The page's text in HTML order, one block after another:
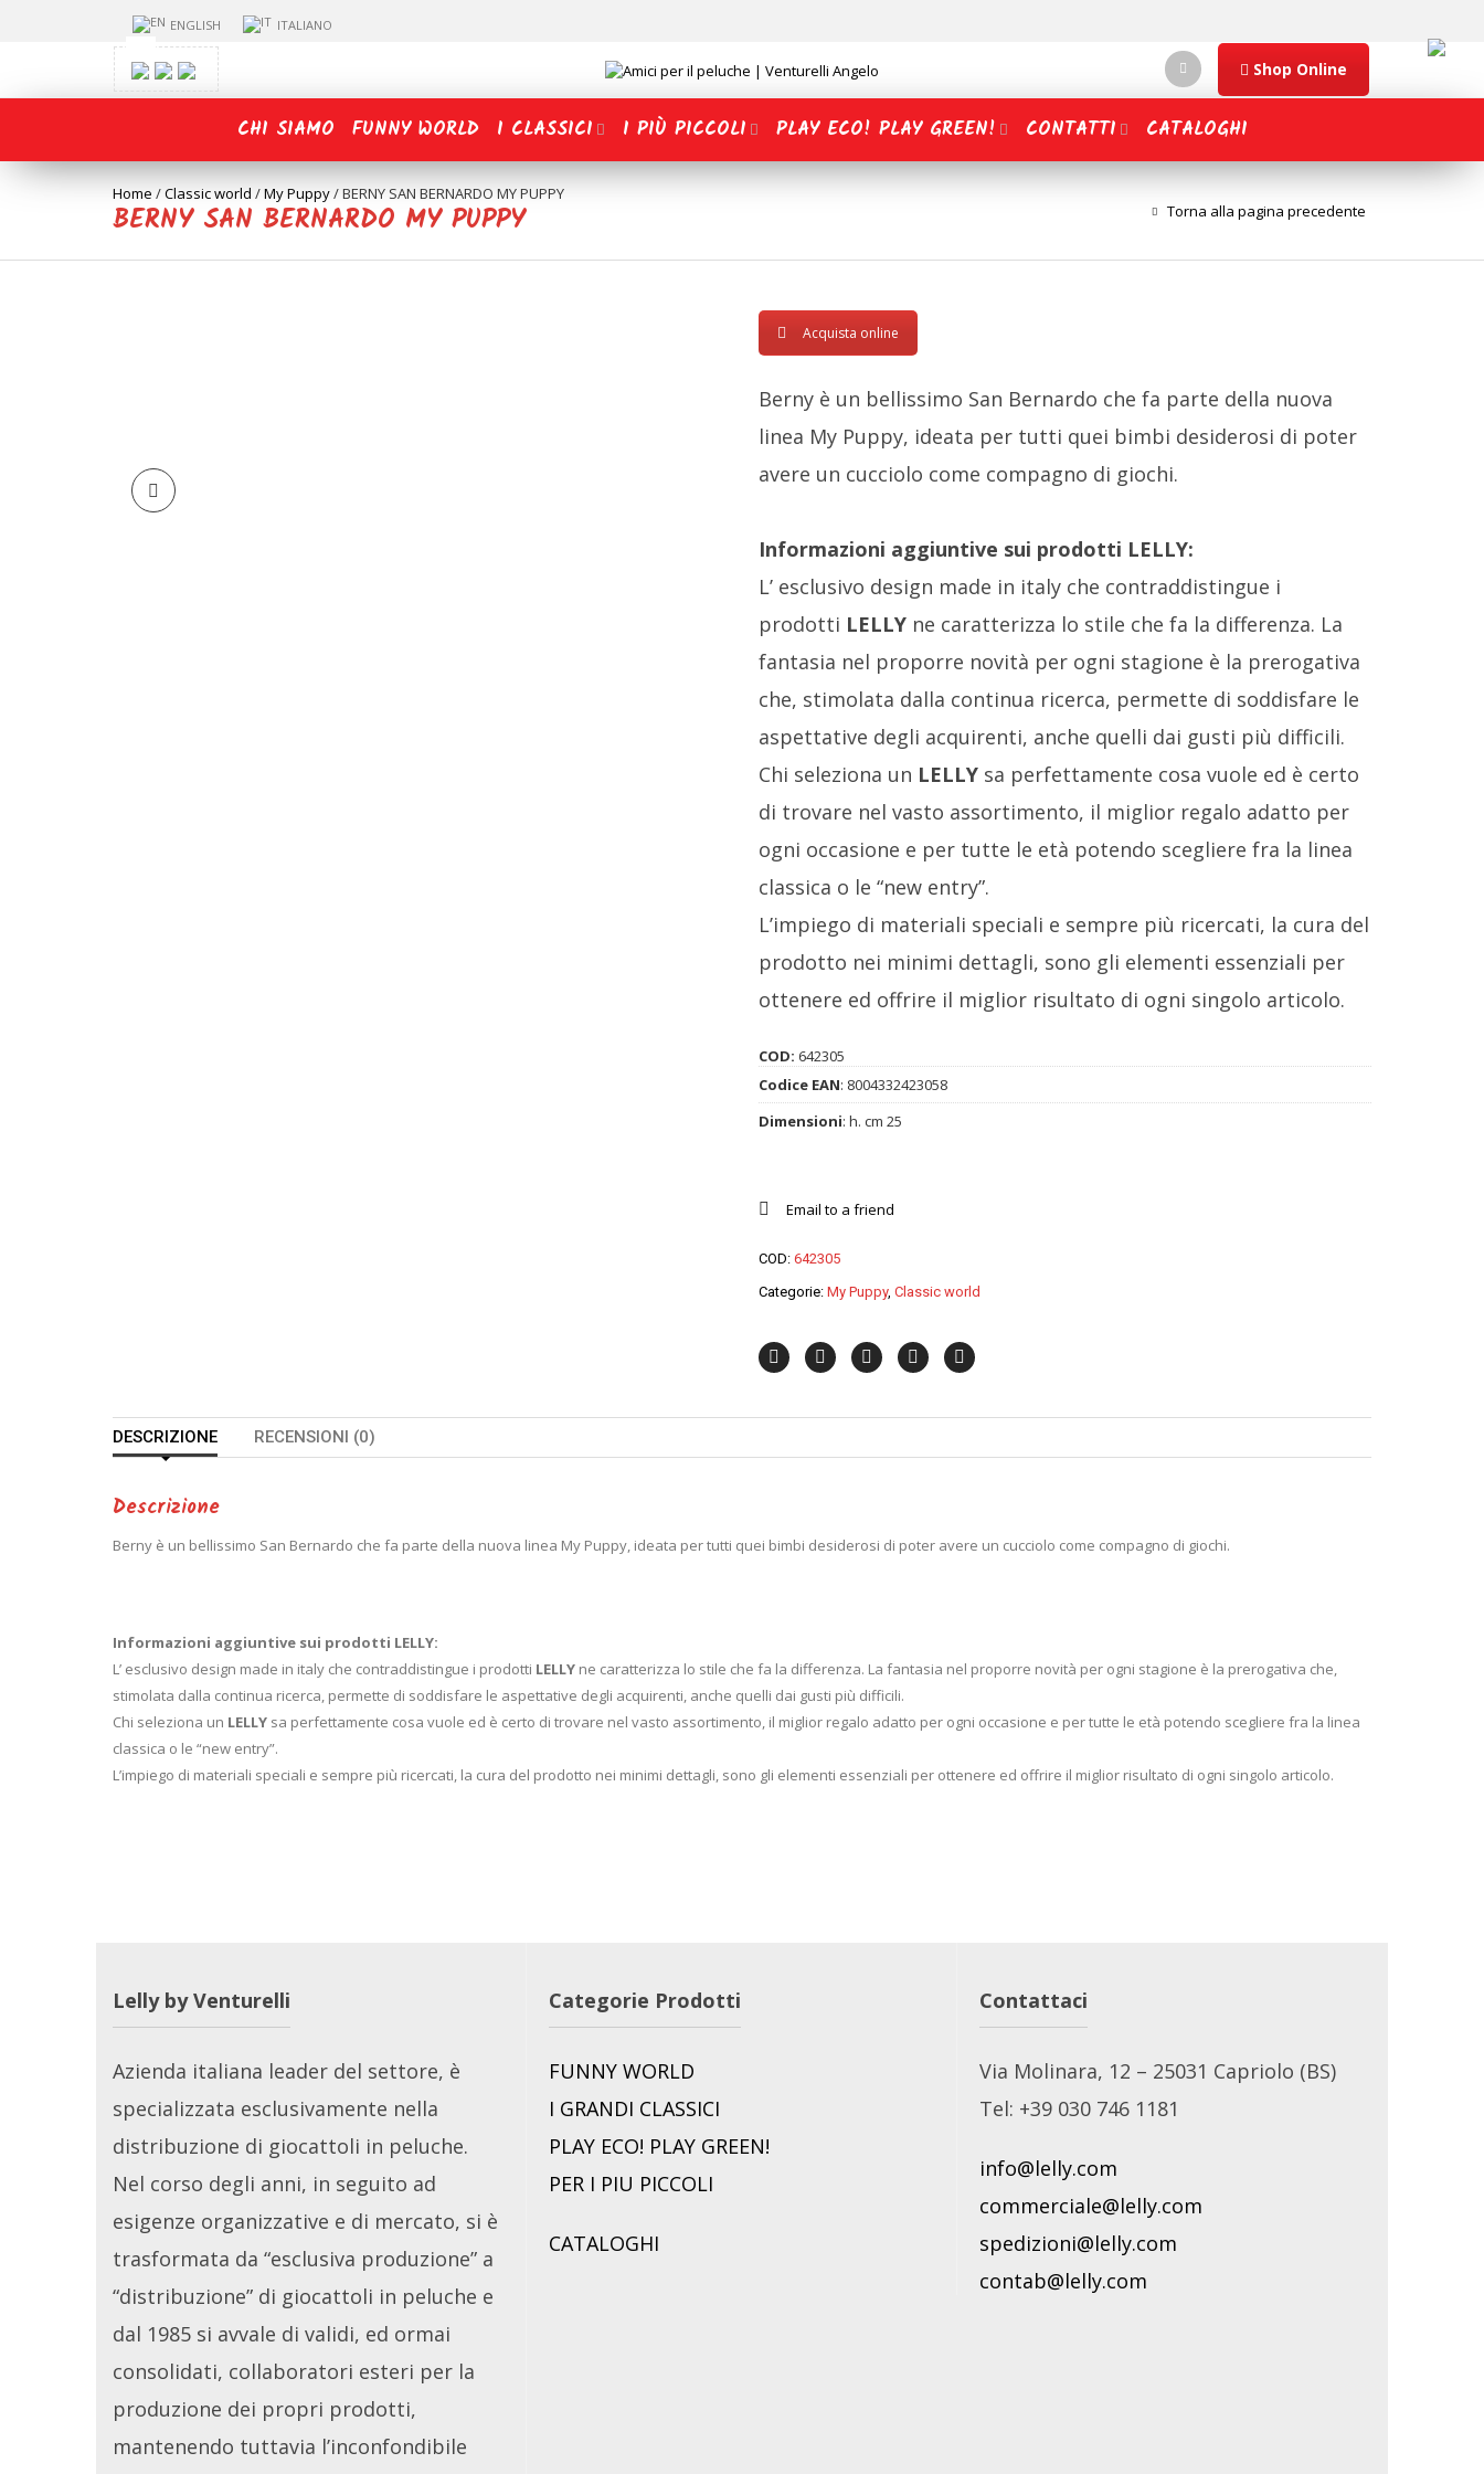
ENGLISH ITALIANO
Shop Online
CHI SIAMO FUNNY WORLD I CLASSICI I PIÙ PICCOLI PLAY ECO! PLAY GREEN! CONTATTI CATALOGHI
Home /Classic world /My Puppy/BERNY SAN BERNARDO MY PUPPY
BERNY SAN BERNARDO MY PUPPY Torna alla pagina precedente
Acquista online
Berny è un bellissimo San Bernardo che fa parte della nuova
linea My Puppy, ideata per tutti quei bimbi desiderosi di poter
avere un cucciolo come compagno di giochi.
Informazioni aggiuntive sui prodotti LELLY:
L’ esclusivo design made in italy che contraddistingue i
prodotti LELLY ne caratterizza lo stile che fa la differenza. La
fantasia nel proporre novità per ogni stagione è la prerogativa
che, stimolata dalla continua ricerca, permette di soddisfare le
aspettative degli acquirenti, anche quelli dai gusti più difficili.
Chi seleziona un LELLY sa perfettamente cosa vuole ed è certo
di trovare nel vasto assortimento, il miglior regalo adatto per
ogni occasione e per tutte le età potendo scegliere fra la linea
classica o le “new entry”.
L’impiego di materiali speciali e sempre più ricercati, la cura del
prodotto nei minimi dettagli, sono gli elementi essenziali per
ottenere ed offrire il miglior risultato di ogni singolo articolo.
COD: 642305
Codice EAN: 8004332423058
Dimensioni: h. cm 25
Email to a friend
COD: 642305
Categorie: My Puppy, Classic world
DESCRIZIONE RECENSIONI (0)
Descrizione
Berny è un bellissimo San Bernardo che fa parte della nuova linea My Puppy, ideata per tutti quei bimbi desiderosi di poter avere un cucciolo come compagno di giochi.
Informazioni aggiuntive sui prodotti LELLY:
L’ esclusivo design made in italy che contraddistingue i prodotti LELLY ne caratterizza lo stile che fa la differenza. La fantasia nel proporre novità per ogni stagione è la prerogativa che,
stimolata dalla continua ricerca, permette di soddisfare le aspettative degli acquirenti, anche quelli dai gusti più difficili.
Chi seleziona un LELLY sa perfettamente cosa vuole ed è certo di trovare nel vasto assortimento, il miglior regalo adatto per ogni occasione e per tutte le età potendo scegliere fra la linea
classica o le “new entry”.
L’impiego di materiali speciali e sempre più ricercati, la cura del prodotto nei minimi dettagli, sono gli elementi essenziali per ottenere ed offrire il miglior risultato di ogni singolo articolo.
Lelly by Venturelli
Azienda italiana leader del settore, è
specializzata esclusivamente nella
distribuzione di giocattoli in peluche.
Nel corso degli anni, in seguito ad
esigenze organizzative e di mercato, si è
trasformata da “esclusiva produzione” a
“distribuzione” di giocattoli in peluche e
dal 1985 si avvale di validi, ed ormai
consolidati, collaboratori esteri per la
produzione dei propri prodotti,
mantenendo tuttavia l’inconfondibile
Categorie Prodotti
FUNNY WORLD
I GRANDI CLASSICI
PLAY ECO! PLAY GREEN!
PER I PIU PICCOLI
CATALOGHI
Contattaci
Via Molinara, 12 – 25031 Capriolo (BS)
Tel: +39 030 746 1181
info@lelly.com
commerciale@lelly.com
spedizioni@lelly.com
contab@lelly.com